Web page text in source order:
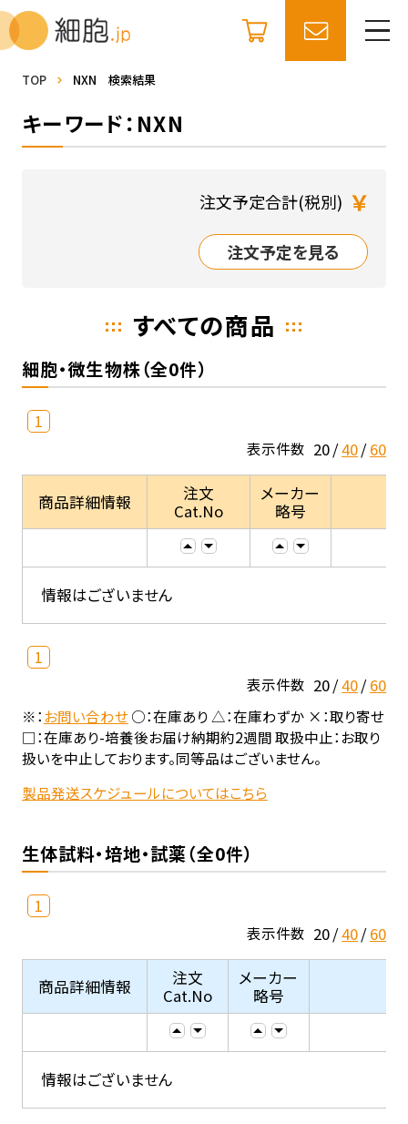
TOP NXN 検索結果
キーワード：NXN
注文予定合計(税別) ￥
注文予定を見る
すべての商品
細胞・微生物株（全0件）
1
表示件数 20 40 60
商品詳細情報
注文
Cat.No
メーカー
略号
情報はございません
1
表示件数 20 40 60
※：お問い合わせ○：在庫あり △：在庫わずか ×：取り寄せ
□：在庫あり-培養後お届け納期約2週間 取扱中止：お取り
扱いを中止しております。同等品はございません。
製品発送スケジュールについてはこちら
生体試料・培地・試薬（全0件）
1
表示件数 20 40 60
商品詳細情報
注文
Cat.No
メーカー
略号
情報はございません